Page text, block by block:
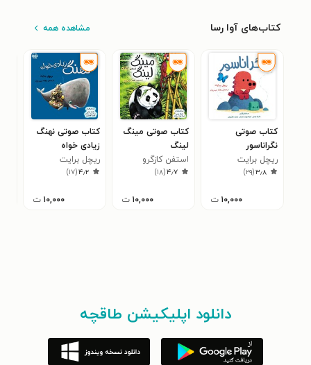
کتاب‌های آوا رسا مشاهده همه
کتاب صوتی
نگراناسور
ریچل برایت
۳٫۸(۲۹)
۱۰,۰۰۰ ت
کتاب صوتی مینگ
لینگ
استفن کازگرو
۴٫۷(۱۸)
۱۰,۰۰۰ ت
کتاب صوتی نهنگ
زیادی‌ خواه
ریچل برایت
۴٫۲(۱۷)
۱۰,۰۰۰ ت
دانلود اپلیکیشن طاقچه